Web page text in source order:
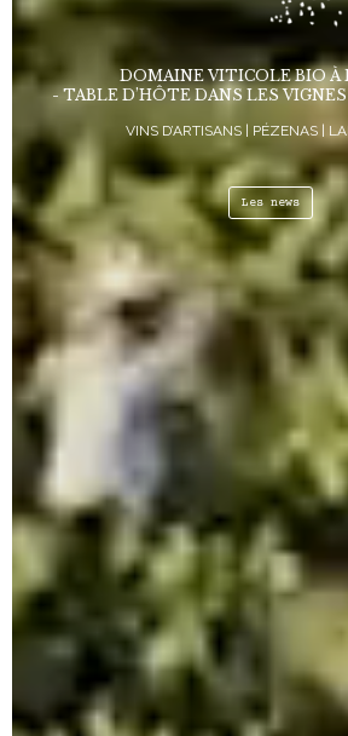
DOMAINE VITICOLE BIO À
- TABLE D’HÔTE DANS LES
VINS D’ARTISANS | PÉZENAS |
Les news